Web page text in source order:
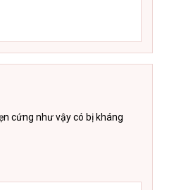
cứng như vậy có bị kháng